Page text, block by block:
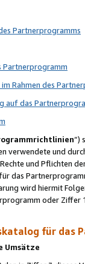
Partnerprogramms
Partnerprogramm
Rahmen des
auf das
“)
verwendete und
und Pflichten
das
wird hiermit
oder
für das
Umsätze